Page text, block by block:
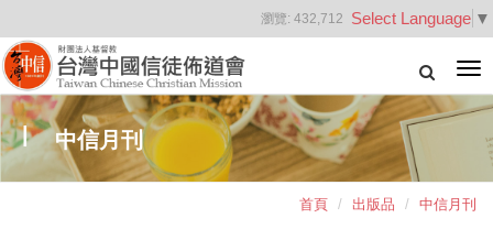
Select Language ▼
瀏覽: 432,712
中信月刊
首頁 出版品 中信月刊